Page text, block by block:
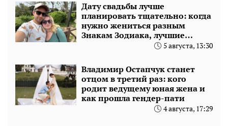
Дату свадьбы лучше
планировать тщательно: когда
нужно жениться разным
Знакам Зодиака, лучшие
5 августа, 13:30
Владимир Остапчук станет
отцом в третий раз: кого
родит ведущему юная жена и
как прошла гендер-пати
4 августа, 17:29